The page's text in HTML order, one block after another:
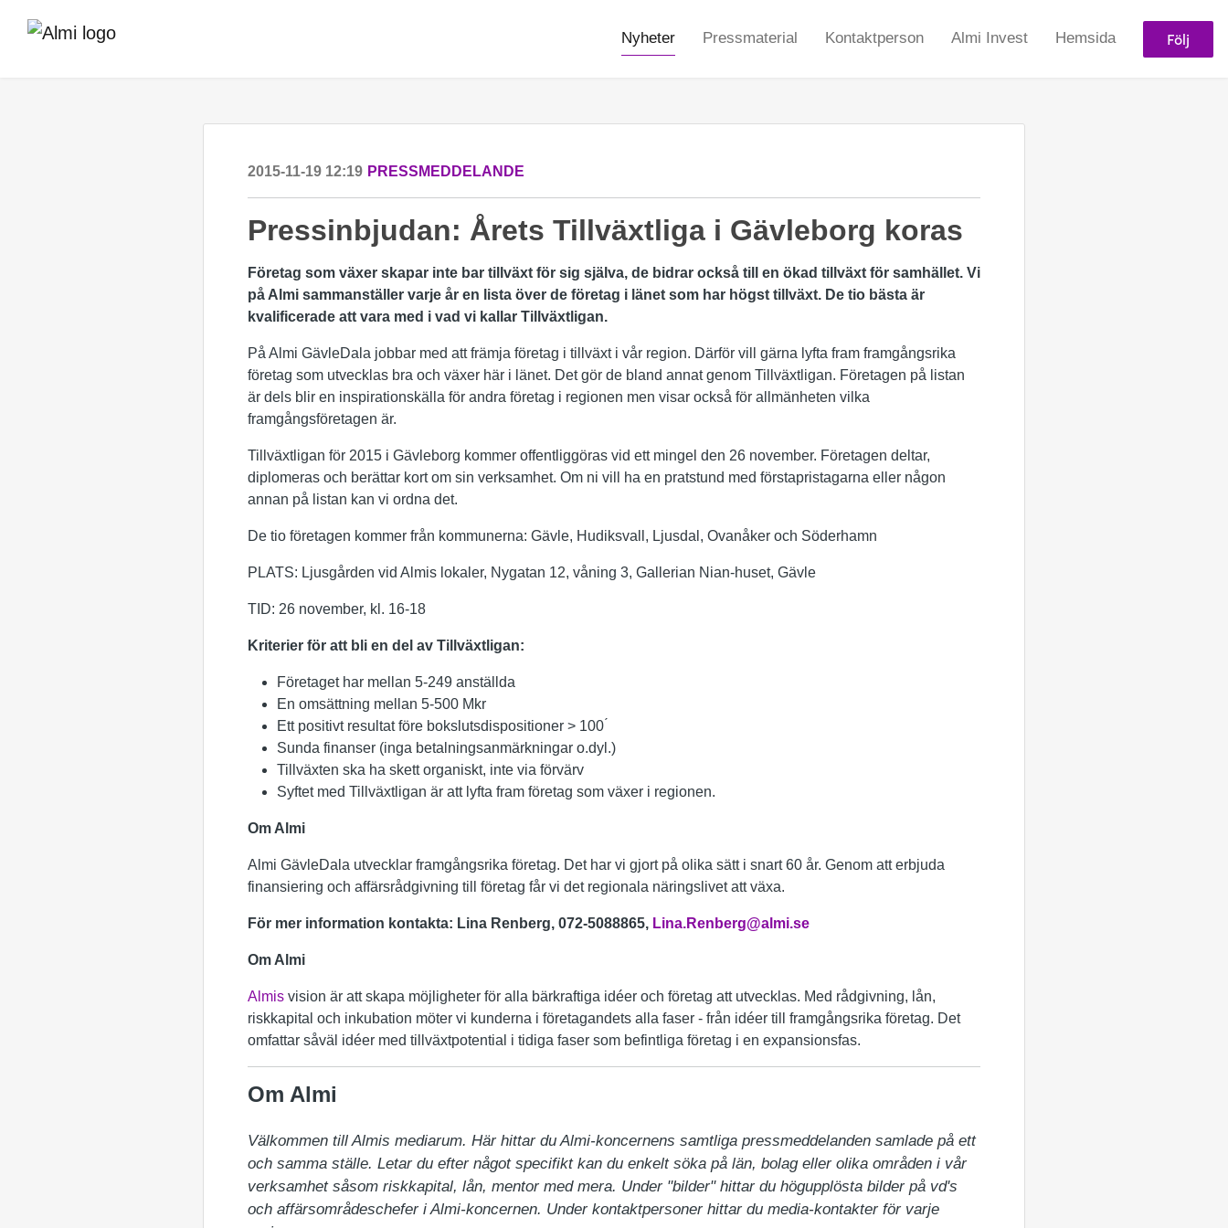
Nyheter Pressmaterial Kontaktperson Almi Invest Hemsida Följ
2015-11-19 12:19 PRESSMEDDELANDE
Pressinbjudan: Årets Tillväxtliga i Gävleborg koras
Företag som växer skapar inte bar tillväxt för sig själva, de bidrar också till en ökad tillväxt för samhället. Vi
på Almi sammanställer varje år en lista över de företag i länet som har högst tillväxt. De tio bästa är
kvalificerade att vara med i vad vi kallar Tillväxtligan.
På Almi GävleDala jobbar med att främja företag i tillväxt i vår region. Därför vill gärna lyfta fram framgångsrika
företag som utvecklas bra och växer här i länet. Det gör de bland annat genom Tillväxtligan. Företagen på listan
är dels blir en inspirationskälla för andra företag i regionen men visar också för allmänheten vilka
framgångsföretagen är.
Tillväxtligan för 2015 i Gävleborg kommer offentliggöras vid ett mingel den 26 november. Företagen deltar,
diplomeras och berättar kort om sin verksamhet. Om ni vill ha en pratstund med förstapristagarna eller någon
annan på listan kan vi ordna det.
De tio företagen kommer från kommunerna: Gävle, Hudiksvall, Ljusdal, Ovanåker och Söderhamn
PLATS: Ljusgården vid Almis lokaler, Nygatan 12, våning 3, Gallerian Nian-huset, Gävle
TID: 26 november, kl. 16-18
Kriterier för att bli en del av Tillväxtligan:
Företaget har mellan 5-249 anställda
En omsättning mellan 5-500 Mkr
Ett positivt resultat före bokslutsdispositioner > 100 ́
Sunda finanser (inga betalningsanmärkningar o.dyl.)
Tillväxten ska ha skett organiskt, inte via förvärv
Syftet med Tillväxtligan är att lyfta fram företag som växer i regionen.
Om Almi
Almi GävleDala utvecklar framgångsrika företag. Det har vi gjort på olika sätt i snart 60 år. Genom att erbjuda
finansiering och affärsrådgivning till företag får vi det regionala näringslivet att växa.
För mer information kontakta: Lina Renberg, 072-5088865, Lina.Renberg@almi.se
Om Almi
Almis vision är att skapa möjligheter för alla bärkraftiga idéer och företag att utvecklas. Med rådgivning, lån,
riskkapital och inkubation möter vi kunderna i företagandets alla faser - från idéer till framgångsrika företag. Det
omfattar såväl idéer med tillväxtpotential i tidiga faser som befintliga företag i en expansionsfas.
Om Almi
Välkommen till Almis mediarum. Här hittar du Almi-koncernens samtliga pressmeddelanden samlade på ett
och samma ställe. Letar du efter något specifikt kan du enkelt söka på län, bolag eller olika områden i vår
verksamhet såsom riskkapital, lån, mentor med mera. Under "bilder" hittar du högupplösta bilder på vd's
och affärsområdeschefer i Almi-koncernen. Under kontaktpersoner hittar du media-kontakter för varje